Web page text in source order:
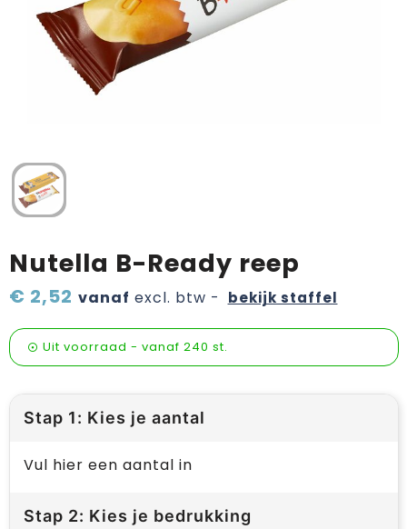
Verzorging & welness
Onderweg
Pasen
Sinterklaas artikelen
Wijn, bier en proeverij
Zomerpakketten
Nutella B-Ready reep
€ 2,52 vanaf excl. btw - bekijk staffel
Uit voorraad - vanaf 240 st.
Stap 1: Kies je aantal
Vul hier een aantal in
Stap 2: Kies je bedrukking